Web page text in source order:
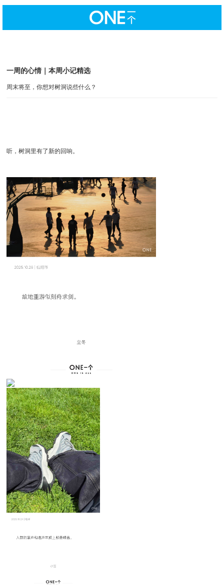
一周的心情｜本周小记精选
周末将至，你想对树洞说些什么？
听，树洞里有了新的回响。